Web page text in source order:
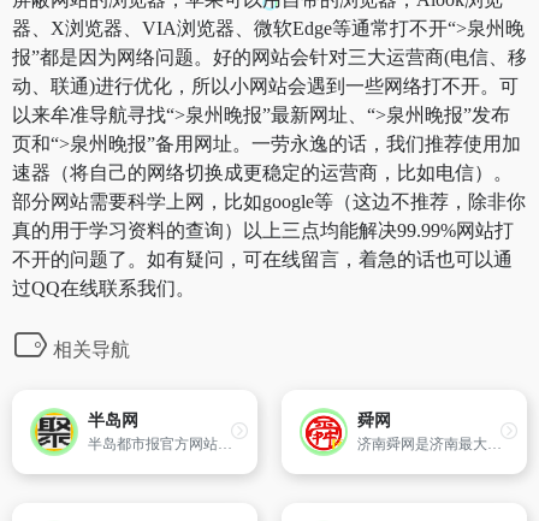
器、X浏览器、VIA浏览器、微软Edge等通常打不开“>泉州晚
报”都是因为网络问题。好的网站会针对三大运营商(电信、移
动、联通)进行优化，所以小网站会遇到一些网络打不开。可
以来牟准导航寻找“>泉州晚报”最新网址、“>泉州晚报”发布
页和“>泉州晚报”备用网址。一劳永逸的话，我们推荐使用加
速器（将自己的网络切换成更稳定的运营商，比如电信）。
部分网站需要科学上网，比如google等（这边不推荐，除非你
真的用于学习资料的查询）以上三点均能解决99.99%网站打
不开的问题了。如有疑问，可在线留言，着急的话也可以通
过QQ在线联系我们。
相关导航
半岛网
半岛都市报官方网站提供青岛及半岛地区的新闻、娱乐、体育、专题报道等综合信息。
舜网
济南舜网是济南最大的综合信息网络门户,是济南市唯--家国务院新闻办公室批准的新闻网站,下设舜网论坛、舜网房产、济南社区、山东社区、舜网博客等品牌栏目,舜网的未来,将一如既往的秉承“整合、创造、精准”的企业文化,迅速建立起一支充满智慧与朝气、勇于创新、敢于面对挑战的团队。聚合网络强势媒体的力量,全方位出击,全力打造多元化的舜网品牌